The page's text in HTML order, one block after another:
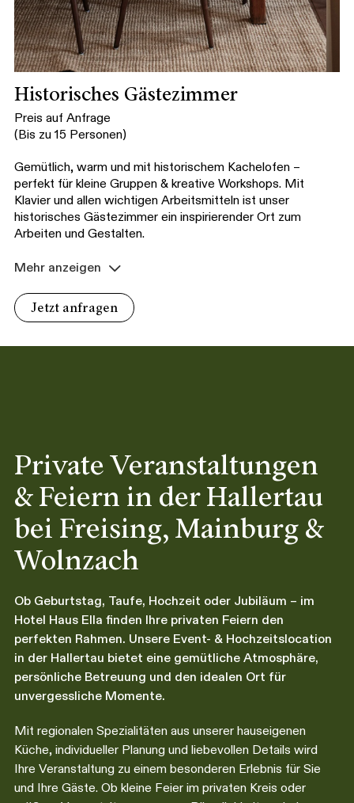
Historisches Gästezimmer
Preis auf Anfrage
(Bis zu 15 Personen)
Gemütlich, warm und mit historischem Kachelofen –
perfekt für kleine Gruppen & kreative Workshops. Mit
Klavier und allen wichtigen Arbeitsmitteln ist unser
historisches Gästezimmer ein inspirierender Ort zum
Arbeiten und Gestalten.
Mehr anzeigen
Jetzt anfragen
Private Veranstaltungen
& Feiern in der Hallertau
bei Freising, Mainburg &
Wolnzach
Ob Geburtstag, Taufe, Hochzeit oder Jubiläum – im
Hotel Haus Ella finden Ihre privaten Feiern den
perfekten Rahmen. Unsere Event- & Hochzeitslocation
in der Hallertau bietet eine gemütliche Atmosphäre,
persönliche Betreuung und den idealen Ort für
unvergessliche Momente.
Mit regionalen Spezialitäten aus unserer hauseigenen
Küche, individueller Planung und liebevollen Details wird
Ihre Veranstaltung zu einem besonderen Erlebnis für Sie
und Ihre Gäste. Ob kleine Feier im privaten Kreis oder